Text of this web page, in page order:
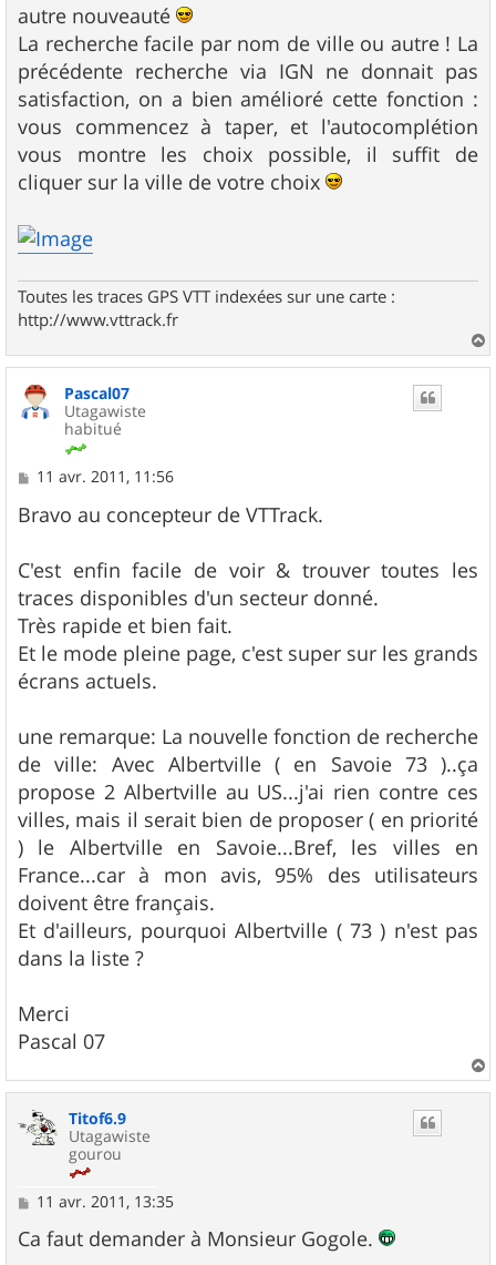
s
s
a
g
e
autre nouveauté
La recherche facile par nom de ville ou autre ! La
précédente recherche via IGN ne donnait pas
satisfaction, on a bien amélioré cette fonction :
vous commencez à taper, et l'autocomplétion
vous montre les choix possible, il suffit de
cliquer sur la ville de votre choix
Toutes les traces GPS VTT indexées sur une carte :
http://www.vttrack.fr
a
Pascal07
Utagawiste
habitué
M
s
s
g
e
11 avr. 2011, 11:56
Bravo au concepteur de VTTrack.
C'est enfin facile de voir & trouver toutes les
traces disponibles d'un secteur donné.
Très rapide et bien fait.
Et le mode pleine page, c'est super sur les grands
écrans actuels.
une remarque: La nouvelle fonction de recherche
de ville: Avec Albertville ( en Savoie 73 )..ça
propose 2 Albertville au US...j'ai rien contre ces
villes, mais il serait bien de proposer ( en priorité
) le Albertville en Savoie...Bref, les villes en
France...car à mon avis, 95% des utilisateurs
doivent être français.
Et d'ailleurs, pourquoi Albertville ( 73 ) n'est pas
dans la liste ?
Merci
Pascal 07
a
Titof6.9
Utagawiste
gourou
M
s
s
11 avr. 2011, 13:35
Ca faut demander à Monsieur Gogole.